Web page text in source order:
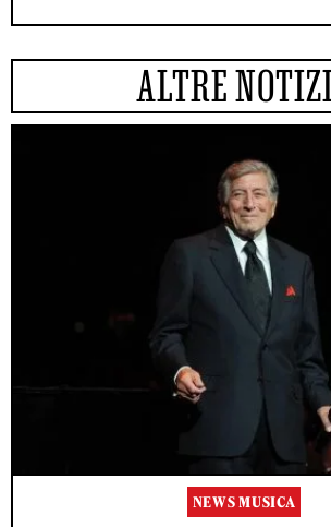
ALTRE
NEWS MUSICA